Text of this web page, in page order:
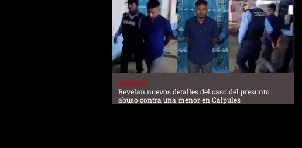
SUCESOS
Revelan nuevos detalles del caso del presunto
abuso contra una menor en Calpules